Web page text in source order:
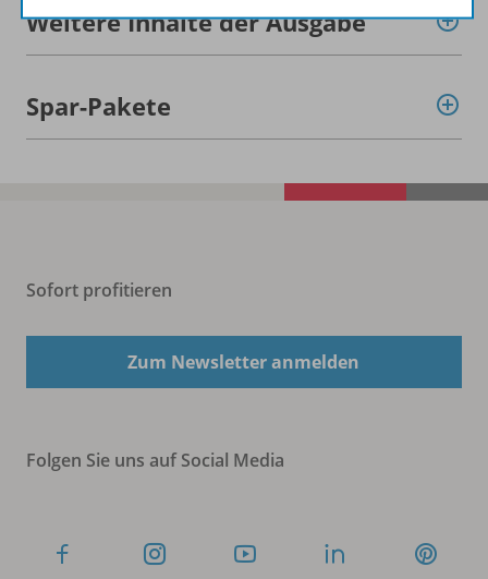
Weitere Inhalte der Ausgabe
Spar-Pakete
Sofort profitieren
Zum Newsletter anmelden
Folgen Sie uns auf Social Media